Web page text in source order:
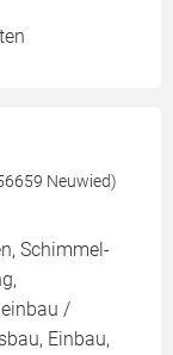
Neuwied)
Schimmel-
/
Einbau,